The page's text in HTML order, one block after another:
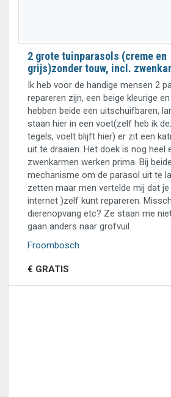
2 grote tuinparasols (creme en
grijs)zonder touw, incl.
Ik heb voor de handige mensen 2
repareren zijn, een beige kleurige
hebben beide een uitschuifbaren,
staan hier in een voet(zelf heb ik
tegels, voelt blijft hier) er zit een
uit te draaien. Het doek is nog heel
zwenkarmen werken prima. Bij
mechanisme om de parasol uit te
zetten maar men vertelde mij dat
internet )zelf kunt repareren.
dierenopvang etc? Ze staan me
gaan anders naar grofvuil.
Froombosch
€ GRATIS